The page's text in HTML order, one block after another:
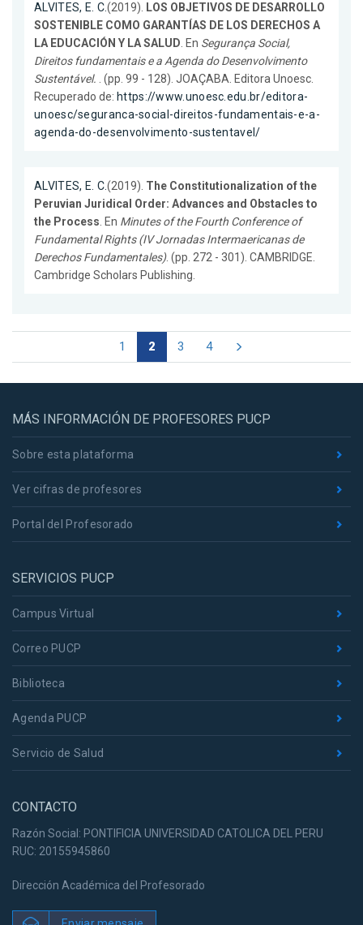
ALVITES, E. C.(2019). LOS OBJETIVOS DE DESARROLLO
SOSTENIBLE COMO GARANTÍAS DE LOS DERECHOS A
LA EDUCACIÓN Y LA SALUD. En Segurança Social,
Direitos fundamentais e a Agenda do Desenvolvimento
Sustentável. . (pp. 99 - 128). JOAÇABA. Editora Unoesc.
Recuperado de: https://www.unoesc.edu.br/editora-
unoesc/seguranca-social-direitos-fundamentais-e-a-
agenda-do-desenvolvimento-sustentavel/
ALVITES, E. C.(2019). The Constitutionalization of the
Peruvian Juridical Order: Advances and Obstacles to
the Process. En Minutes of the Fourth Conference of
Fundamental Rights (IV Jornadas Intermaericanas de
Derechos Fundamentales). (pp. 272 - 301). CAMBRIDGE.
Cambridge Scholars Publishing.
1 2 3 4
MÁS INFORMACIÓN DE PROFESORES PUCP
Sobre esta plataforma
Ver cifras de profesores
Portal del Profesorado
SERVICIOS PUCP
Campus Virtual
Correo PUCP
Biblioteca
Agenda PUCP
Servicio de Salud
CONTACTO
Razón Social: PONTIFICIA UNIVERSIDAD CATOLICA DEL PERU
RUC: 20155945860
Dirección Académica del Profesorado